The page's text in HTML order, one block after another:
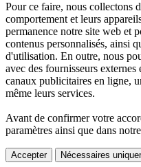
Pour ce faire, nous collectons
comportement et leurs
permanence notre site web et
contenus personnalisés, ainsi
d'utilisation. En outre, nous
avec des fournisseurs
canaux publicitaires en ligne,
même leurs services.
Avant de confirmer votre
paramètres ainsi que dans notre
Accepter Nécessaires